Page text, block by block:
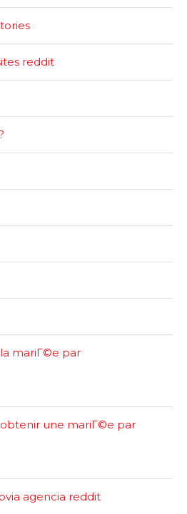
reddit
mariГ©e par
une mariГ©e par
agencia reddit